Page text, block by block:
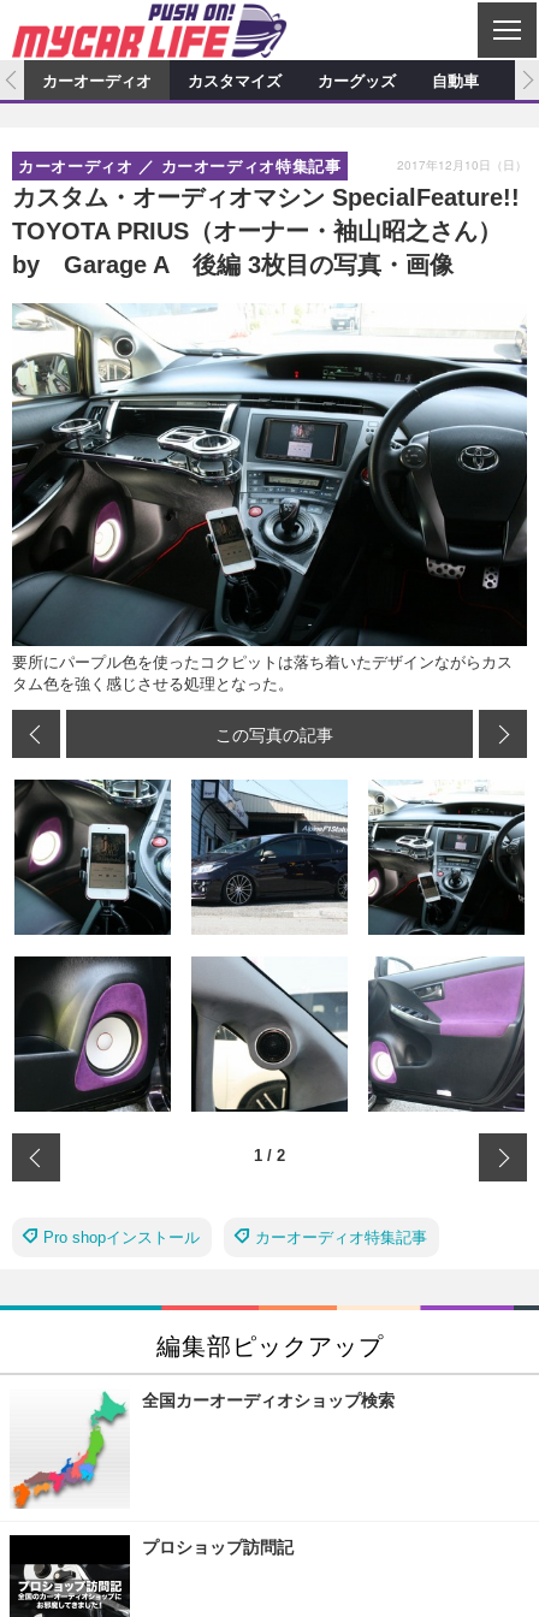
C
L
S
E
カーオーディオ
プロショップ検索 ショップ訪問記
カーオーディオニュース デモカー製作記
その他
カスタマイズ特集記事 カスタマイズ新製品情報
カスタマイズニュース
カーグッズ
カーグッズ特集記事 カーグッズ新製品情報
カーグッズニュース
自動車
スクープ
カーオーディオ カスタマイズ カーグッズ 自動車
カスタム・オーディオマシン SpecialFeature!!
TOYOTA PRIUS（オーナー・袖山昭之さん）
by Garage A 後編 3枚目の写真・画像
カーオーディオ カーオーディオ特集記事 2017年12月10日（日）
要所にパープル色を使ったコクピットは落ち着いたデザインながらカス
タム色を強く感じさせる処理となった。
この写真の記事
1 / 2
Pro shopインストール カーオーディオ特集記事
編集部ピックアップ
全国カーオーディオショップ検索
プロショップ訪問記